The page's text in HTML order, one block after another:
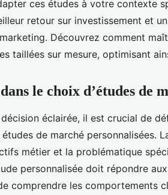
ces études à votre contexte
retour sur investissement et
Découvrez comment
taillées sur mesure, optimisant
le choix d’études de
éclairée, il est crucial de
de marché personnalisées.
métier et la problématique
personnalisée doit répondre
comprendre les comportements